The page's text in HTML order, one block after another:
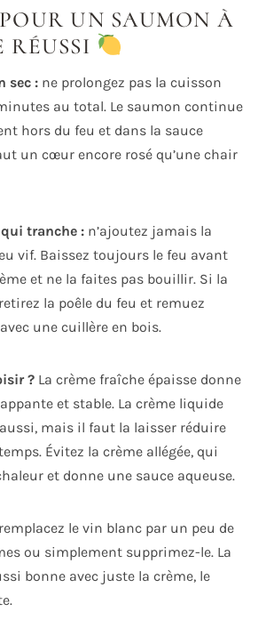
UN SAUMON À
RÉUSSI
sec : ne prolongez pas la cuisson
au total. Le saumon continue
hors du feu et dans la sauce
un cœur encore rosé qu’une chair
tranche : n’ajoutez jamais la
vif. Baissez toujours le feu avant
et ne la faites pas bouillir. Si la
la poêle du feu et remuez
une cuillère en bois.
? La crème fraîche épaisse donne
et stable. La crème liquide
mais il faut la laisser réduire
Évitez la crème allégée, qui
et donne une sauce aqueuse.
remplacez le vin blanc par un peu de
ou simplement supprimez-le. La
bonne avec juste la crème, le